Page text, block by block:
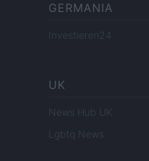
GERMANIA
Investieren24
UK
News Hub UK
Lgbtq News